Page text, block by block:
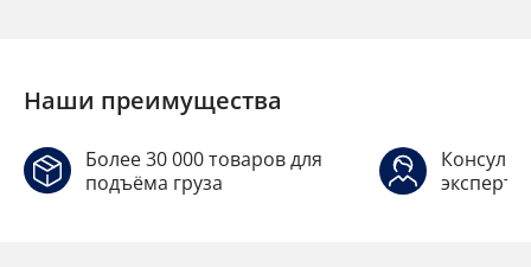
Наши преимущества
Более 30 000 товаров для
подъёма груза